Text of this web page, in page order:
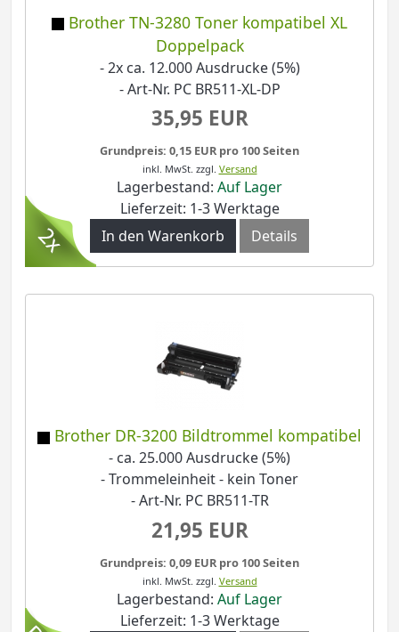
Brother TN-3280 Toner kompatibel XL
Doppelpack
- 2x ca. 12.000 Ausdrucke (5%)
- Art-Nr. PC BR511-XL-DP
35,95 EUR
Grundpreis: 0,15 EUR pro 100 Seiten
inkl. MwSt. zzgl. Versand
Lagerbestand: Auf Lager
Lieferzeit: 1-3 Werktage
In den Warenkorb
Details
Brother DR-3200 Bildtrommel kompatibel
- ca. 25.000 Ausdrucke (5%)
- Trommeleinheit - kein Toner
- Art-Nr. PC BR511-TR
21,95 EUR
Grundpreis: 0,09 EUR pro 100 Seiten
inkl. MwSt. zzgl. Versand
Lagerbestand: Auf Lager
Lieferzeit: 1-3 Werktage